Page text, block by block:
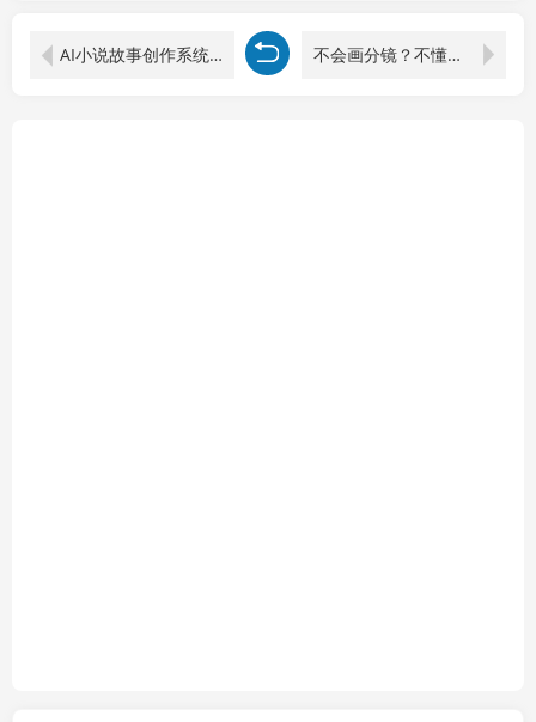
AI小说故事创作系统课：10分钟极速出爆文，零基础小白也能轻松实现内容变现 不会画分镜？不懂镜头语言？故事讲不清楚？专业分镜系统课，从理论到实战全拆解！